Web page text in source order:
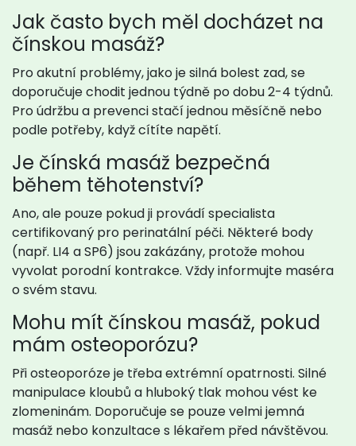
Jak často bych měl docházet na
čínskou masáž?
Pro akutní problémy, jako je silná bolest zad, se
doporučuje chodit jednou týdně po dobu 2-4 týdnů.
Pro údržbu a prevenci stačí jednou měsíčně nebo
podle potřeby, když cítíte napětí.
Je čínská masáž bezpečná
během těhotenství?
Ano, ale pouze pokud ji provádí specialista
certifikovaný pro perinatální péči. Některé body
(např. LI4 a SP6) jsou zakázány, protože mohou
vyvolat porodní kontrakce. Vždy informujte maséra
o svém stavu.
Mohu mít čínskou masáž, pokud
mám osteoporózu?
Při osteoporóze je třeba extrémní opatrnosti. Silné
manipulace kloubů a hluboký tlak mohou vést ke
zlomeninám. Doporučuje se pouze velmi jemná
masáž nebo konzultace s lékařem před návštěvou.